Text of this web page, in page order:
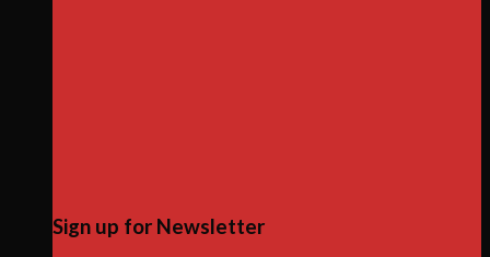
Sign up for Newsletter